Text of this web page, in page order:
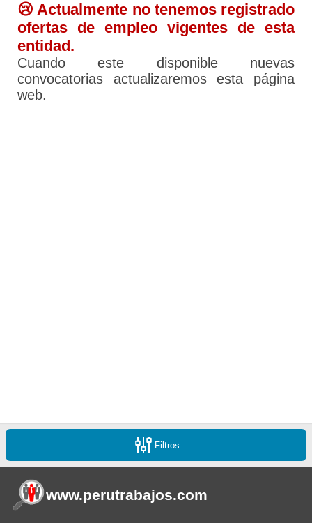
😢 Actualmente no tenemos registrado
ofertas de empleo vigentes de esta
entidad.
Cuando este disponible nuevas
convocatorias actualizaremos esta página
web.
Filtros
www.perutrabajos.com